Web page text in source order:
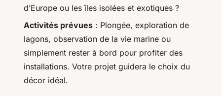
d’Europe ou les îles isolées et exotiques ?
Activités prévues : Plongée, exploration de
lagons, observation de la vie marine ou
simplement rester à bord pour profiter des
installations. Votre projet guidera le choix du
décor idéal.